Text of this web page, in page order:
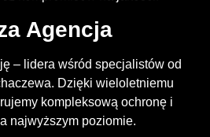
Agencja
– lidera wśród specjalistów od
Dzięki wieloletniemu
kompleksową ochronę i
najwyższym poziomie.